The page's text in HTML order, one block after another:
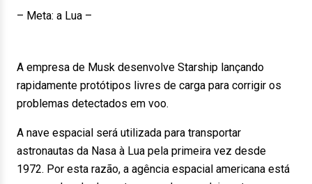
– Meta: a Lua –
A empresa de Musk desenvolve Starship lançando
rapidamente protótipos livres de carga para corrigir os
problemas detectados em voo.
A nave espacial será utilizada para transportar
astronautas da Nasa à Lua pela primeira vez desde
1972. Por esta razão, a agência espacial americana está